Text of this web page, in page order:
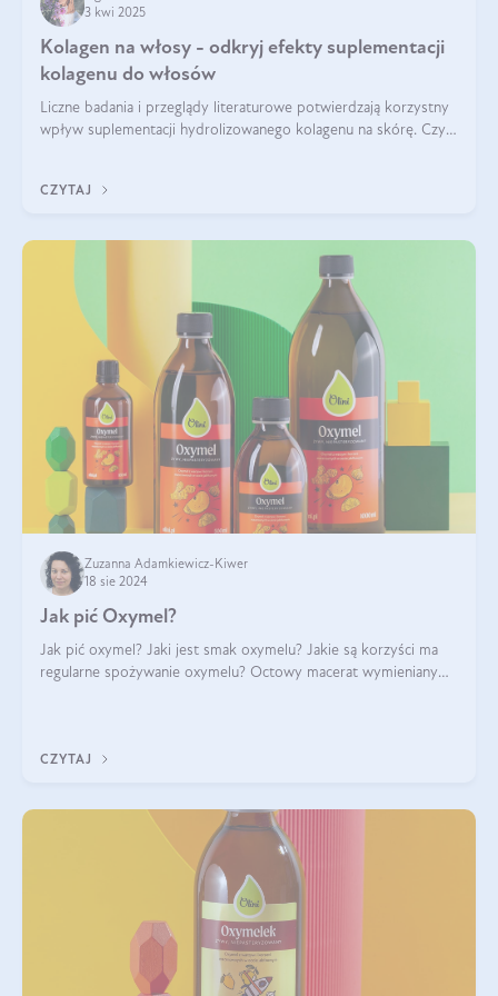
3 kwi 2025
Kolagen na włosy - odkryj efekty suplementacji
kolagenu do włosów
Liczne badania i przeglądy literaturowe potwierdzają korzystny
wpływ suplementacji hydrolizowanego kolagenu na skórę. Czy
CZYTAJ
Zuzanna Adamkiewicz-Kiwer
18 sie 2024
Jak pić Oxymel?
Jak pić oxymel? Jaki jest smak oxymelu? Jakie są korzyści ma
regularne spożywanie oxymelu? Octowy macerat wymieniany
CZYTAJ